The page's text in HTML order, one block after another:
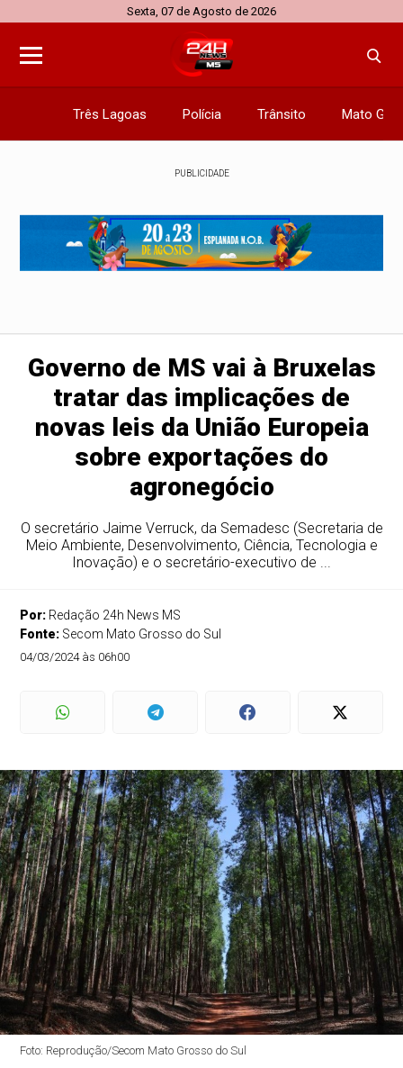
Sexta, 07 de Agosto de 2026
Três Lagoas Polícia Trânsito Mato
PUBLICIDADE
Governo de MS vai à Bruxelas
tratar das implicações de
novas leis da União Europeia
sobre exportações do
agronegócio
O secretário Jaime Verruck, da Semadesc (Secretaria de
Meio Ambiente, Desenvolvimento, Ciência, Tecnologia e
Inovação) e o secretário-executivo de ...
Por: Redação 24h News MS
Fonte: Secom Mato Grosso do Sul
04/03/2024 às 06h00
Foto: Reprodução/Secom Mato Grosso do Sul